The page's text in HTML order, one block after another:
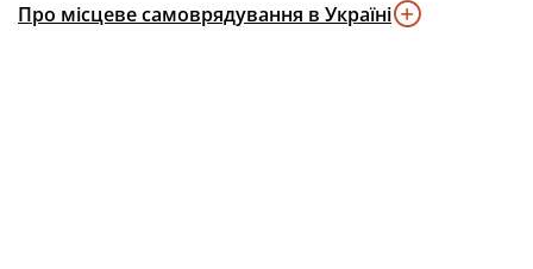
Про місцеве самоврядування в Україні